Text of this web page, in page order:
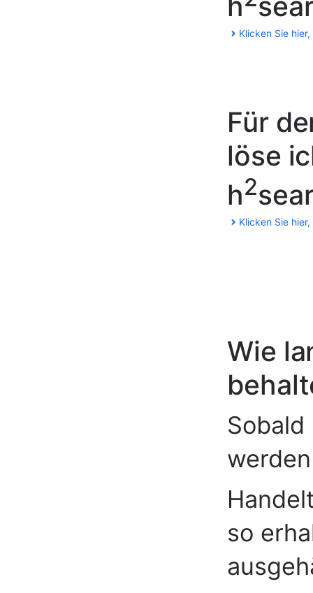
Klicken Sie
Für
löse
h2
Klicken Sie
Wie
so